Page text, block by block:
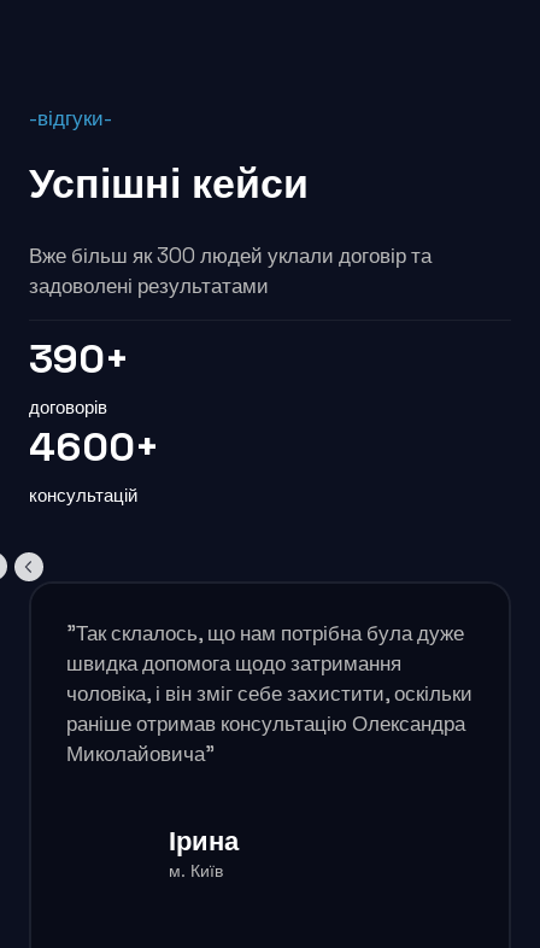
-відгуки-
Успішні кейси
Вже більш як 300 людей уклали договір та
задоволені результатами
390+
договорів
4600+
консультацій
"Так склалось, що нам потрібна була дуже
швидка допомога щодо затримання
чоловіка, і він зміг себе захистити, оскільки
раніше отримав консультацію Олександра
Миколайовича"
Ірина
м. Київ